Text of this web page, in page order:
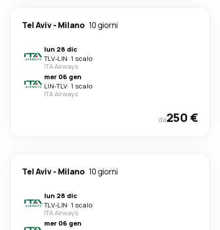
Tel Aviv- Milano 10 giorni
lun 28 dic
TLV-LIN· 1 scalo
ITA Airways
mer 06 gen
LIN-TLV· 1 scalo
ITA Airways
da250 €
Tel Aviv- Milano 10 giorni
lun 28 dic
TLV-LIN· 1 scalo
ITA Airways
mer 06 gen